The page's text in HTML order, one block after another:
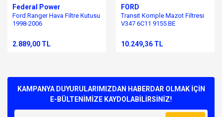
Federal Power
Ford Ranger Hava Filtre Kutusu
1998-2006
2.889,00 TL
FORD
Transit Komple Mazot Filtresi
V347 6C11 9155 BE
10.249,36 TL
KAMPANYA DUYURULARIMIZDAN HABERDAR OLMAK İÇİN
E-BÜLTENİMİZE KAYDOLABİLİRSİNİZ!